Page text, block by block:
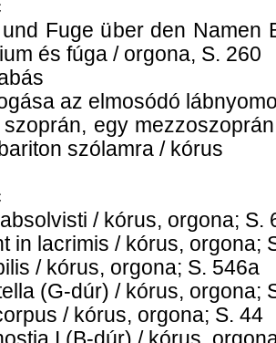
Fuge über den Namen
és fúga / orgona, S. 260
az elmosódó
egy
szólamra / kórus
/ kórus, orgona; S.
in lacrimis / kórus, orgona;
/ kórus, orgona; S. 546a
(G-dúr) / kórus, orgona;
/ kórus, orgona; S. 44